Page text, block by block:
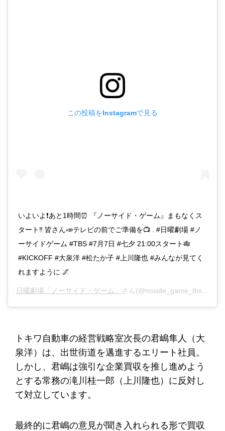
この投稿をInstagramで見る
いよいよ❗️あと1時間⏰ 『ノーサイド・ゲーム』まもなくス
タート‼️ 皆さん📣テレビの前でご準備を📺 . #日曜劇場 #ノ
ーサイドゲーム #TBS #7月7日 #七夕 21:00スタート🎋
#KICKOFF #大泉洋 #松たか子 #上川隆也 #みんなが見てく
れますように 🌌
日曜劇場「ノーサイド・ゲーム」 さん(@noside_game_tbs)がシェアした投稿 -
トキワ自動車の経営戦略室次長の君嶋隼人（大
泉洋）は、出世街道を邁進するエリート社員。
しかし、君嶋は強引な企業買収を推し進めよう
とする常務の滝川桂一郎（上川隆也）に反対し
て対立しています。
最終的に君嶋の意見が聞き入れられる形で買収